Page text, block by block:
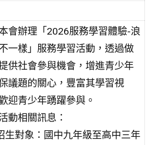
會辦理「2026服務學習體驗-浪
一樣」服務學習活動，透過做
供社會參與機會，增進青少年
議題的關心，豐富其學習視
迎青少年踴躍參與。
動相關訊息：
生對象：國中九年級至高中三年